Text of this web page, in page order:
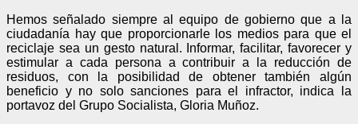
Hemos señalado siempre al equipo de gobierno que a la
ciudadanía hay que proporcionarle los medios para que el
reciclaje sea un gesto natural. Informar, facilitar, favorecer y
estimular a cada persona a contribuir a la reducción de
residuos, con la posibilidad de obtener también algún
beneficio y no solo sanciones para el infractor, indica la
portavoz del Grupo Socialista, Gloria Muñoz.